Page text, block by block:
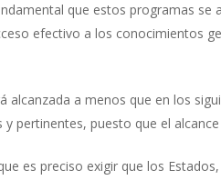
que estos programas se
efectivo a los conocimientos
alcanzada a menos que en los
y pertinentes, puesto que el
es preciso exigir que los